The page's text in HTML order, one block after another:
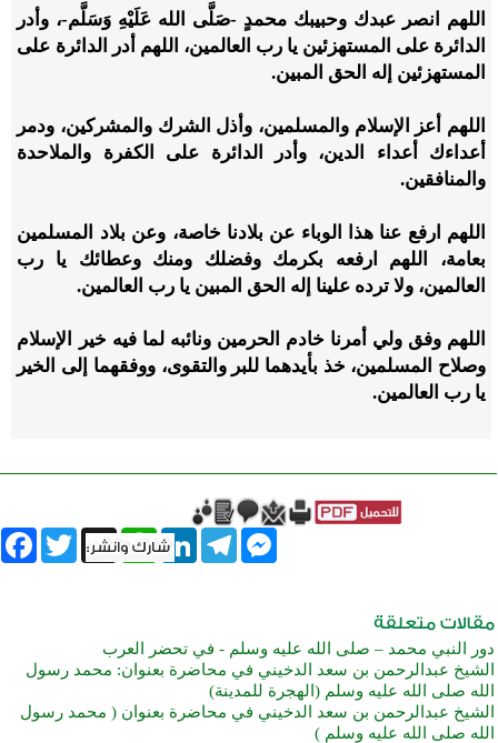
اللهم انصر عبدك وحبيبك محمدٍ -صَلَّى الله عَلَيْهِ وَسَلَّم-، وأدر
الدائرة على المستهزئين يا رب العالمين، اللهم أدر الدائرة على
المستهزئين إله الحق المبين.
اللهم أعز الإسلام والمسلمين، وأذل الشرك والمشركين، ودمر
أعداءك أعداء الدين، وأدر الدائرة على الكفرة والملاحدة
والمنافقين.
اللهم ارفع عنا هذا الوباء عن بلادنا خاصة، وعن بلاد المسلمين
بعامة، اللهم ارفعه بكرمك وفضلك ومنك وعطائك يا رب
العالمين، ولا ترده علينا إله الحق المبين يا رب العالمين.
اللهم وفق ولي أمرنا خادم الحرمين ونائبه لما فيه خير الإسلام
وصلاح المسلمين، خذ بأيدهما للبر والتقوى، ووفقهما إلى الخير
يا رب العالمين.
Twitter X
WhatsAppLinkedInTelegram
Messenger
دور النبي محمد – صلى الله عليه وسلم - في تحضر العرب
الشيخ عبدالرحمن بن سعد الدخيني في محاضرة بعنوان: محمد رسول
الله صلى الله عليه وسلم (الهجرة للمدينة)
الشيخ عبدالرحمن بن سعد الدخيني في محاضرة بعنوان ( محمد رسول
الله صلى الله عليه وسلم )